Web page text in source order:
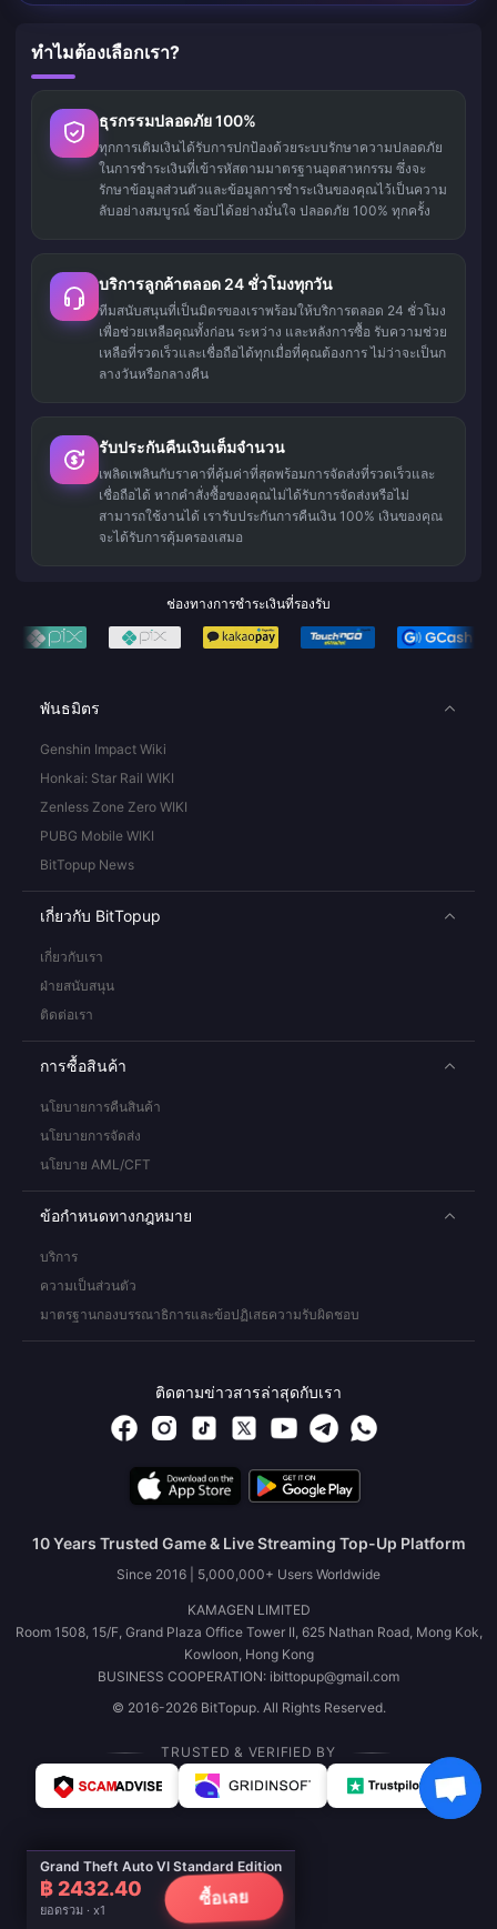
Grand Theft Auto VI Standard Edition
฿ 2432.40
ยอดรวม · x1
ซื้อเลย
ทำไมต้องเลือกเรา?
ธุรกรรมปลอดภัย 100%
ทุกการเติมเงินได้รับการปกป้องด้วยระบบรักษาความปลอดภัย
ในการชำระเงินที่เข้ารหัสตามมาตรฐานอุตสาหกรรม ซึ่งจะ
รักษาข้อมูลส่วนตัวและข้อมูลการชำระเงินของคุณไว้เป็นความ
ลับอย่างสมบูรณ์ ช้อปได้อย่างมั่นใจ ปลอดภัย 100% ทุกครั้ง
บริการลูกค้าตลอด 24 ชั่วโมงทุกวัน
ทีมสนับสนุนที่เป็นมิตรของเราพร้อมให้บริการตลอด 24 ชั่วโมง
เพื่อช่วยเหลือคุณทั้งก่อน ระหว่าง และหลังการซื้อ รับความช่วย
เหลือที่รวดเร็วและเชื่อถือได้ทุกเมื่อที่คุณต้องการ ไม่ว่าจะเป็นก
ลางวันหรือกลางคืน
รับประกันคืนเงินเต็มจำนวน
เพลิดเพลินกับราคาที่คุ้มค่าที่สุดพร้อมการจัดส่งที่รวดเร็วและ
เชื่อถือได้ หากคำสั่งซื้อของคุณไม่ได้รับการจัดส่งหรือไม่
สามารถใช้งานได้ เรารับประกันการคืนเงิน 100% เงินของคุณ
จะได้รับการคุ้มครองเสมอ
ช่องทางการชำระเงินที่รองรับ
พันธมิตร
Genshin Impact Wiki
Honkai: Star Rail WIKI
Zenless Zone Zero WIKI
PUBG Mobile WIKI
BitTopup News
เกี่ยวกับ BitTopup
เกี่ยวกับเรา
ฝ่ายสนับสนุน
ติดต่อเรา
การซื้อสินค้า
นโยบายการคืนสินค้า
นโยบายการจัดส่ง
นโยบาย AML/CFT
ข้อกำหนดทางกฎหมาย
บริการ
ความเป็นส่วนตัว
มาตรฐานกองบรรณาธิการและข้อปฏิเสธความรับผิดชอบ
ติดตามข่าวสารล่าสุดกับเรา
10 Years Trusted Game & Live Streaming Top-Up Platform
Since 2016 | 5,000,000+ Users Worldwide
KAMAGEN LIMITED
Room 1508, 15/F, Grand Plaza Office Tower II, 625 Nathan Road, Mong Kok,
Kowloon, Hong Kong
BUSINESS COOPERATION: ibittopup@gmail.com
© 2016-2026 BitTopup. All Rights Reserved.
TRUSTED & VERIFIED BY